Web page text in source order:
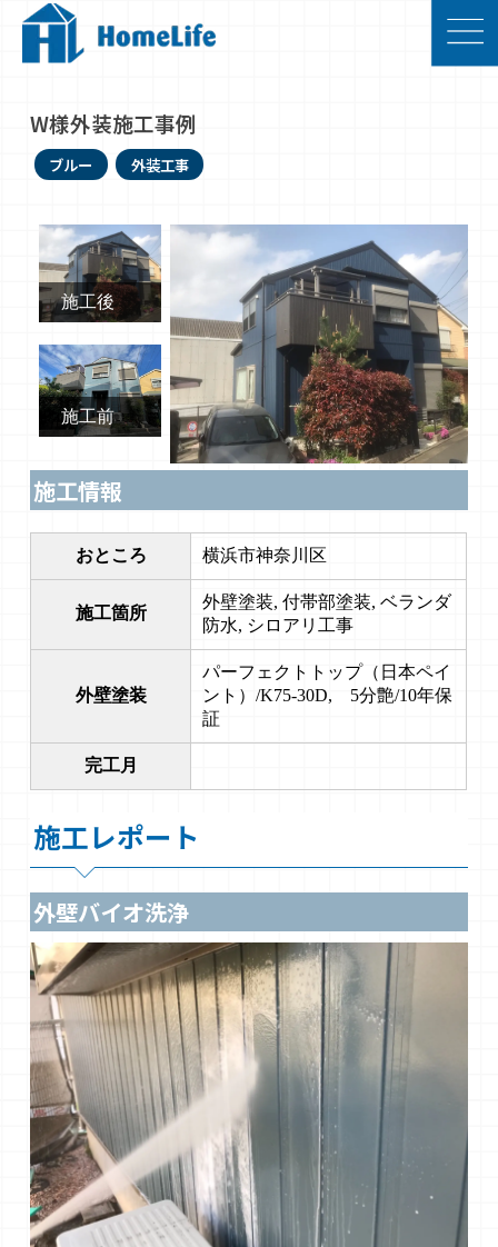
W様外装施工事例
ブルー 外装工事
施工後
施工前
施工情報
おところ 横浜市神奈川区
施工箇所
外壁塗装, 付帯部塗装, ベランダ
防水, シロアリ工事
外壁塗装
パーフェクトトップ（日本ペイ
ント）/K75-30D, 5分艶/10年保
証
完工月
施工レポート
外壁バイオ洗浄